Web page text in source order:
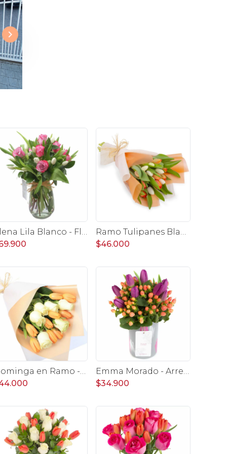
Elena Lila Blanco - Florero con rosas lila y tulipanes blanco
Ramo Tulipanes Blanco y Naranja - Ramo con 20 tulipanes
$46.000
Dominga en Ramo -Ramo de Rosas Blanco y Tulipanes naranjo
Emma Morado - Arreglo floral con tulipanes morados e hypericum verde en florero vidrio pintado
$34.900